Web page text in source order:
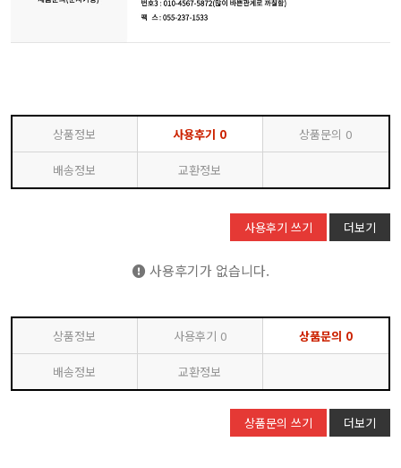
상품정보 사용후기 0 상품문의 0
배송정보 교환정보
사용후기 쓰기 더보기
사용후기가 없습니다.
상품정보 사용후기 0 상품문의 0
배송정보 교환정보
상품문의 쓰기 더보기